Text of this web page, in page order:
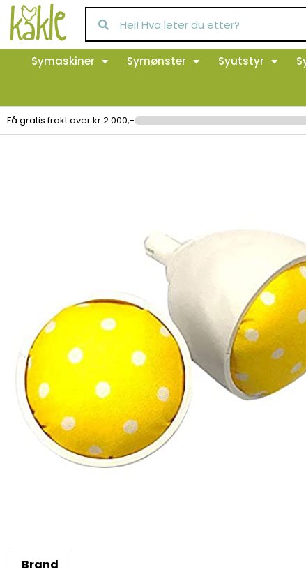
Symaskiner Symønster Syutstyr
Få gratis frakt over kr 2 000,-
Brand